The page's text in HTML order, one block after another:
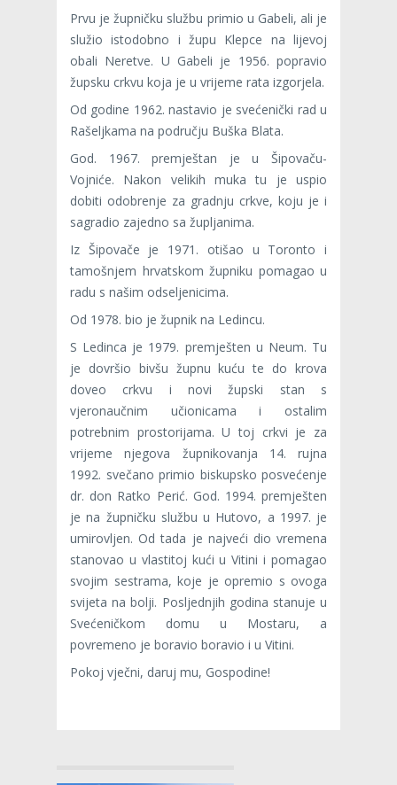
Prvu je župničku službu primio u Gabeli, ali je
služio istodobno i župu Klepce na lijevoj
obali Neretve. U Gabeli je 1956. popravio
župsku crkvu koja je u vrijeme rata izgorjela.
Od godine 1962. nastavio je svećenički rad u
Rašeljkama na području Buška Blata.
God. 1967. premještan je u Šipovaču-
Vojniće. Nakon velikih muka tu je uspio
dobiti odobrenje za gradnju crkve, koju je i
sagradio zajedno sa župljanima.
Iz Šipovače je 1971. otišao u Toronto i
tamošnjem hrvatskom župniku pomagao u
radu s našim odseljenicima.
Od 1978. bio je župnik na Ledincu.
S Ledinca je 1979. premješten u Neum. Tu
je dovršio bivšu župnu kuću te do krova
doveo crkvu i novi župski stan s
vjeronaučnim učionicama i ostalim
potrebnim prostorijama. U toj crkvi je za
vrijeme njegova župnikovanja 14. rujna
1992. svečano primio biskupsko posvećenje
dr. don Ratko Perić. God. 1994. premje­šten
je na župničku službu u Hutovo, a 1997. je
umirovljen. Od tada je najveći dio vremena
stanovao u vlastitoj kući u Vitini i pomagao
svojim sestrama, koje je opremio s ovoga
svijeta na bolji. Posljednjih godina stanuje u
Svećeničkom domu u Mostaru, a
povremeno je boravio boravio i u Vitini.
Pokoj vječni, daruj mu, Gospodine!